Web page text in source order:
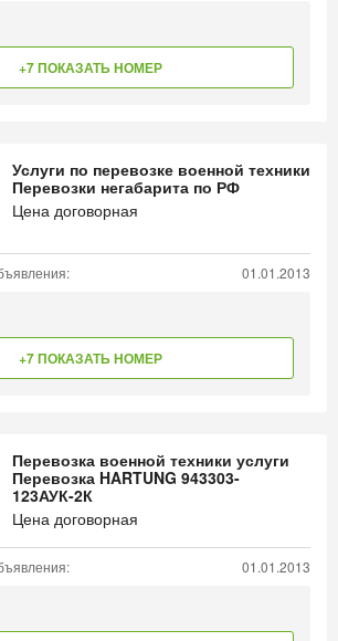
+7 ПОКАЗАТЬ НОМЕР
Услуги по перевозке военной техники
Перевозки негабарита по РФ
Цена договорная
01.01.2013
+7 ПОКАЗАТЬ НОМЕР
Перевозка военной техники услуги
Перевозка HARTUNG 943303-
123АУК-2К
Цена договорная
01.01.2013